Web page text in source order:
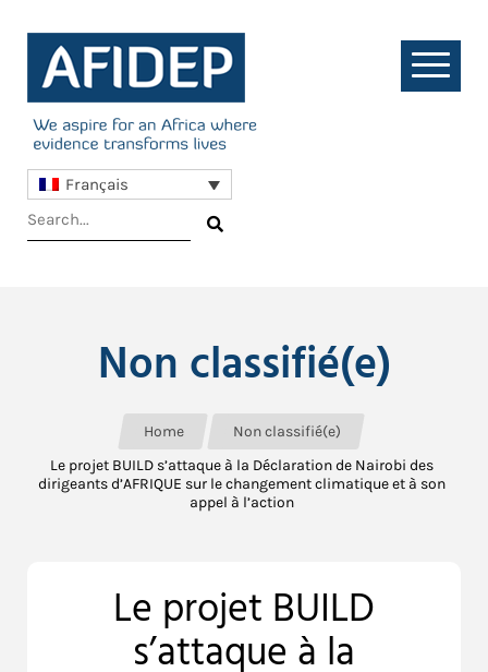
Français
Non classifié(e)
Home
Non classifié(e)
Le projet BUILD s’attaque à la Déclaration de Nairobi des
dirigeants d’AFRIQUE sur le changement climatique et à son
appel à l’action
Le projet BUILD
s’attaque à la